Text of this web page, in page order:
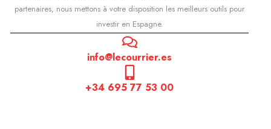
partenaires, nous mettons à votre disposition les meilleurs outils pour
investir en Espagne.
info@lecourrier.es
+34 695 77 53 00